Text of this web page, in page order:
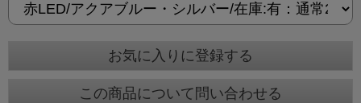
お気に入りに登録する
この商品について問い合わせる